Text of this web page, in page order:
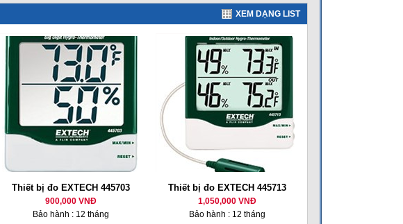
XEM DẠNG LIST
Thiết bị đo EXTECH 445703
900,000 VNĐ
Bảo hành : 12 tháng
Thiết bị đo EXTECH 445713
1,050,000 VNĐ
Bảo hành : 12 tháng